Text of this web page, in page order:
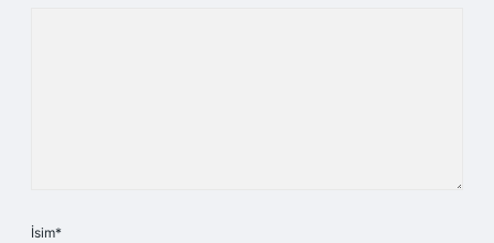
İsim*